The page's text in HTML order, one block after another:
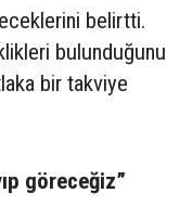
belirtti.
bulunduğunu
bir takviye
göreceğiz”